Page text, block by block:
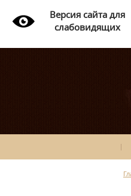
Версия сайта для
слабовидящих